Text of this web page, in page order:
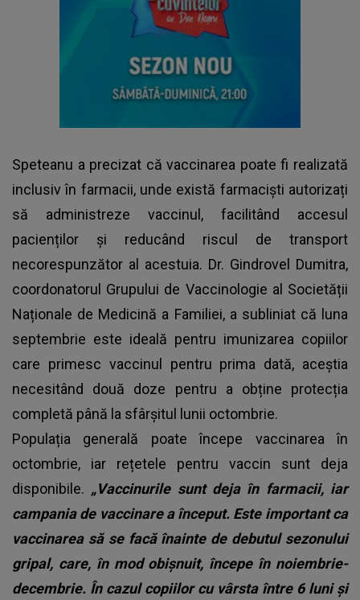
Speteanu a precizat că vaccinarea poate fi realizată
inclusiv în farmacii, unde există farmaciști autorizați
să administreze vaccinul, facilitând accesul
pacienților și reducând riscul de transport
necorespunzător al acestuia. Dr. Gindrovel Dumitra,
coordonatorul Grupului de Vaccinologie al Societății
Naționale de Medicină a Familiei, a subliniat că luna
septembrie este ideală pentru imunizarea copiilor
care primesc vaccinul pentru prima dată, aceștia
necesitând două doze pentru a obține protecția
completă până la sfârșitul lunii octombrie.
Populația generală poate începe vaccinarea în
octombrie, iar rețetele pentru vaccin sunt deja
disponibile. „Vaccinurile sunt deja în farmacii, iar
campania de vaccinare a început. Este important ca
vaccinarea să se facă înainte de debutul sezonului
gripal, care, în mod obișnuit, începe în noiembrie-
decembrie. În cazul copiilor cu vârsta între 6 luni și